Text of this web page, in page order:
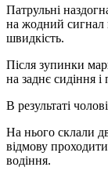
Патрульні
на жодний сигнал
швидкість.
Після зупинки
на заднє сидіння
В результаті
На нього склали
відмову
водіння.